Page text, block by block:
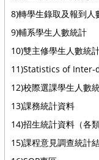
8)轉學生錄取及報到人
9)輔系學生人數統計
10)雙主修學生人數統
11)Statistics of
12)校際選課學生人數
13)課務統計資料
14)招生統計資料（各
15)課程意見調查統計